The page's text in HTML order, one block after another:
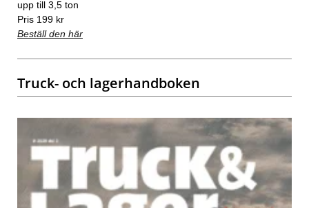
upp till 3,5 ton
Pris 199 kr
Beställ den här
Truck- och lagerhandboken